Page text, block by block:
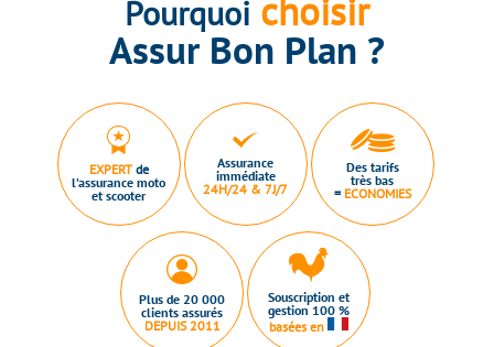
Pourquoi choisir
Assur Bon Plan ?
EXPERTde
l’assurance moto
et scooter
Assurance
immédiate
24H/24 & 7J/7
Des tarifs
très bas
= ECONOMIES
Plus de 20 000
clients assurés
DEPUIS 2011
Souscription et
gestion 100 %
basées en